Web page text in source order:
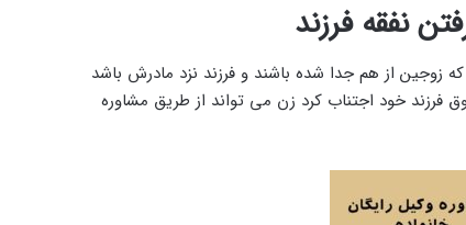
نفقه فرزند
زوجین از هم جدا شده باشند و فرزند نزد مادرش باشد
فرزند خود اجتناب کرد زن می‌ تواند از طریق مشاوره